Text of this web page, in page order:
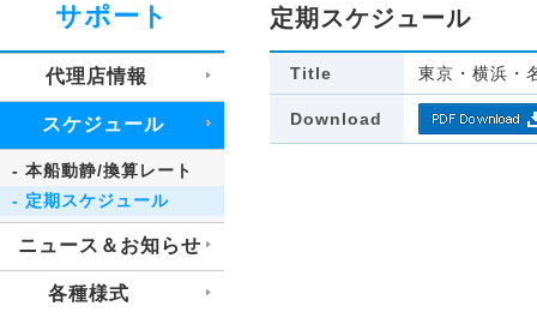
サポート
代理店情報
スケジュール
- 本船動静/換算レート
- 定期スケジュール
ニュース＆お知らせ
各種様式
定期スケジュール
Title 東京・横浜・
Download